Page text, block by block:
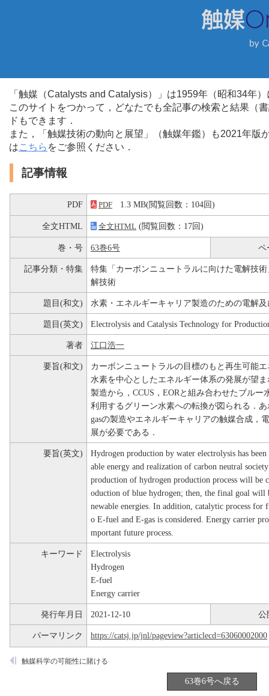
「触媒（Catalysts and Catalysis）」は1959年（昭和34年
このサイトをつかって，どなたでも全記事の検索と結果（
ドもできます．
また，「触媒技術の動向と展望」（触媒年鑑）も2021年
はこちら をご参照ください．
記事情報
PDF PDF 1.3 MB(閲覧回数：104回)
全文HTML 全文HTML (閲覧回数：17回)
巻・号 63巻6号 ペ
記事分類・特集
特集「カーボンニュートラルに向けた電解技
解技術
題目(和文) 水素・エネルギーキャリア製造のための電解
題目(英文) Electrolysis and Catalysis Technology for
著者 江口浩一
要旨(和文)
カーボンニュートラルの目標のもと再生可能
水素を中心としたエネルギー体系の発展が望
製造から，CCUS，EORと組み合わせたブル
利用するグリーン水素への転換が図られる．
gasの製造やエネルギーキャリアの触媒合成，
展が必要である．
要旨(英文)
Hydrogen production by water electrolysis has
able energy and realization of carbon neutral
production of hydrogen production process will be
oduction of blue hydrogen; then, the final goal will
newable energies. In addition, catalytic process
o E-fuel and E-gas is considered. Energy carrier
mportant future process.
キーワード
Electrolysis
Hydrogen
E-fuel
Energy carrier
発行年月日 2021-12-10 公
パーマリンク https://catsj.jp/jnl/pageview?articlecd=63060002000
触媒科学の可能性に賭ける
63巻6号へ戻る